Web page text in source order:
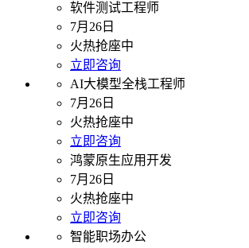
软件测试工程师
7月26日
火热抢座中
立即咨询
AI大模型全栈工程师
7月26日
火热抢座中
立即咨询
鸿蒙原生应用开发
7月26日
火热抢座中
立即咨询
智能职场办公